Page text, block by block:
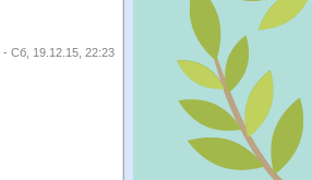
- Сб, 19.12.15, 22:23